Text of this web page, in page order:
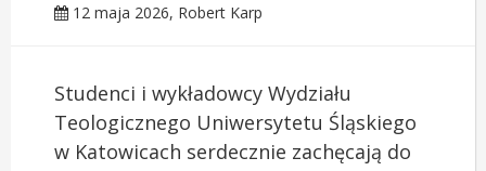
12 maja 2026, Robert Karp
Studenci i wykładowcy Wydziału
Teologicznego Uniwersytetu Śląskiego
w Katowicach serdecznie zachęcają do